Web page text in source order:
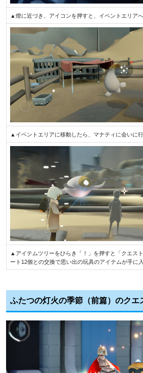
▲燈に近づき、アイコンを押すと、イベントエリア
▲イベントエリアに移動したら、マナティに会いに
▲アイテムツリーをひらき「！」を押すと「クエス
ート12個との交換で思い出の玩具のアイテムが手に
ふたつの灯火の季節（前篇）のクエ